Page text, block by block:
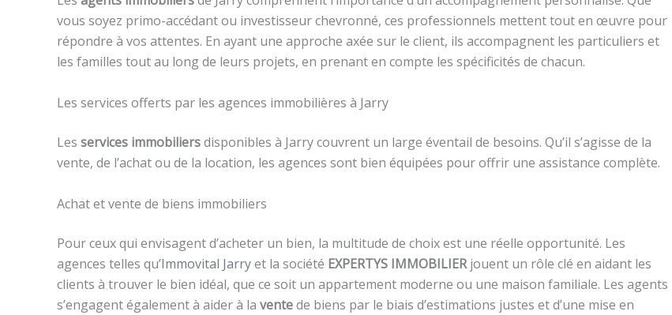
vous soyez primo-accédant ou investisseur chevronné, ces professionnels mettent tout en œuvre pour
répondre à vos attentes. En ayant une approche axée sur le client, ils accompagnent les particuliers et
les familles tout au long de leurs projets, en prenant en compte les spécificités de chacun.
Les services offerts par les agences immobilières à Jarry
Les services immobiliersdisponibles à Jarry couvrent un large éventail de besoins. Qu’il s’agisse de la
vente, de l’achat ou de la location, les agences sont bien équipées pour offrir une assistance complète.
Achat et vente de biens immobiliers
Pour ceux qui envisagent d’acheter un bien, la multitude de choix est une réelle opportunité. Les
agences telles qu’Immovital Jarryet la société EXPERTYS IMMOBILIERjouent un rôle clé en aidant les
clients à trouver le bien idéal, que ce soit un appartement moderne ou une maison familiale. Les agents
s’engagent également à aider à la ventede biens par le biais d’estimations justes et d’une mise en